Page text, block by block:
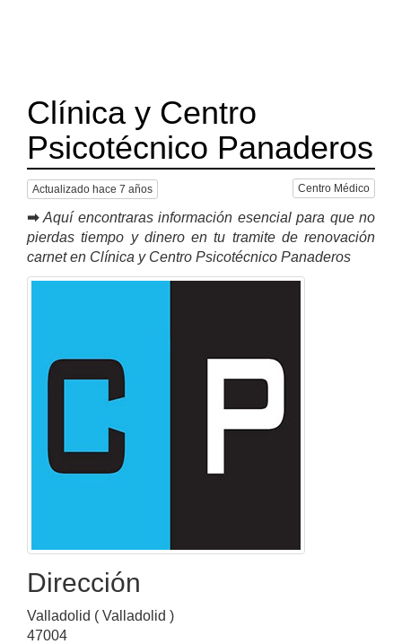
Clínica y Centro
Psicotécnico Panaderos
Actualizado hace 7 años Centro Médico
➡ Aquí encontraras información esencial para que no
pierdas tiempo y dinero en tu tramite de renovación
carnet en Clínica y Centro Psicotécnico Panaderos
Dirección
Valladolid ( Valladolid )
47004